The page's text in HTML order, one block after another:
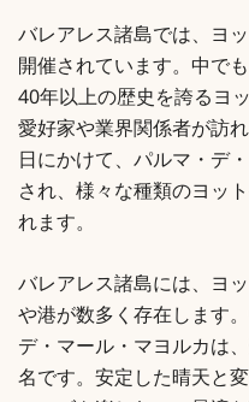
バレアレス諸島では、ヨ
開催されています。中で
40年以上の歴史を誇るヨ
愛好家や業界関係者が訪
日にかけて、パルマ・デ
され、様々な種類のヨッ
れます。
バレアレス諸島には、ヨ
や港が数多く存在します
デ・マール・マヨルカは
名です。安定した晴天と